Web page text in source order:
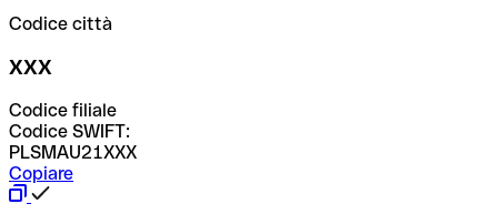
Codice città
XXX
Codice filiale
Codice SWIFT:
PLSMAU21XXX
Copiare